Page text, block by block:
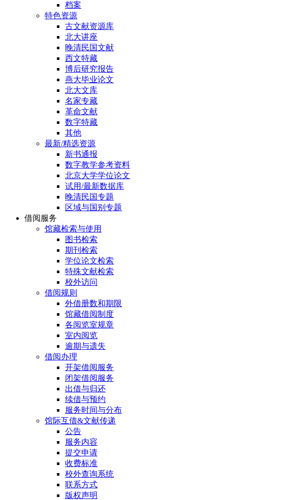
档案
特色资源
古文献资源库
北大讲座
晚清民国文献
西文特藏
博后研究报告
燕大毕业论文
北大文库
名家专藏
革命文献
数字特藏
其他
最新/精选资源
新书通报
数字教学参考资料
北京大学学位论文
试用/最新数据库
晚清民国专题
区域与国别专题
借阅服务
馆藏检索与使用
图书检索
期刊检索
学位论文检索
特殊文献检索
校外访问
借阅规则
外借册数和期限
馆藏借阅制度
各阅览室规章
室内阅览
逾期与遗失
借阅办理
开架借阅服务
闭架借阅服务
出借与归还
续借与预约
服务时间与分布
馆际互借&文献传递
公告
服务内容
提交申请
收费标准
校外查询系统
联系方式
版权声明